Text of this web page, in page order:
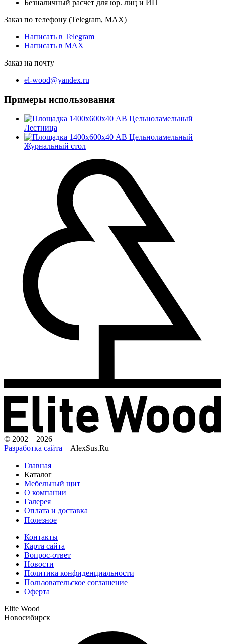
Безналичный расчет для юр. лиц и ИП
Заказ по телефону (Telegram, MAX)
Написать в Telegram
Написать в MAX
Заказ на почту
el-wood@yandex.ru
Примеры использования
Лестница
Журнальный стол
© 2002 – 2026
Разработка сайта – AlexSus.Ru
Главная
Каталог
Мебельный щит
О компании
Галерея
Оплата и доставка
Полезное
Контакты
Карта сайта
Вопрос-ответ
Новости
Политика конфиденциальности
Пользовательское соглашение
Оферта
Elite Wood
Новосибирск